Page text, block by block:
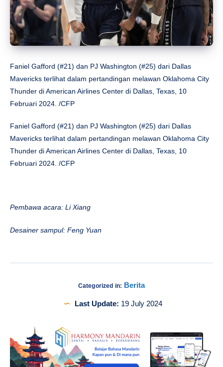
Faniel Gafford (#21) dan PJ Washington (#25) dari Dallas
Mavericks terlihat dalam pertandingan melawan Oklahoma City
Thunder di American Airlines Center di Dallas, Texas, 10
Februari 2024. /CFP
Faniel Gafford (#21) dan PJ Washington (#25) dari Dallas
Mavericks terlihat dalam pertandingan melawan Oklahoma City
Thunder di American Airlines Center di Dallas, Texas, 10
Februari 2024. /CFP
Pembawa acara: Li Xiang
Desainer sampul: Feng Yuan
Categorized in: Berita
Last Update: 19 July 2024